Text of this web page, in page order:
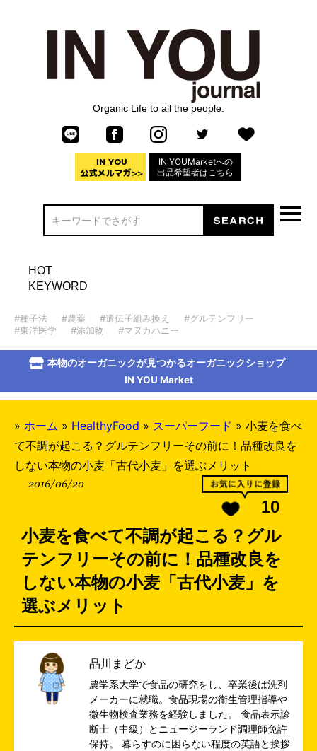
Organic Life to all the people.
IN YOUMarketへの
出品希望者はこちら
HOT
KEYWORD
#種子法 #農薬 #遺伝子組み換え
#グルテンフリー
#東洋医学
#添加物 #マヌカハニー
本物のオーガニックが見つかるオーガニックショップ
IN YOU Market
» ホーム » HealthyFood » スーパーフード » 小麦を食べ
て不調が起こる？グルテンフリーその前に！品種改良を
しない本物の小麦「古代小麦」を選ぶメリット
2016/06/20
10
小麦を食べて不調が起こる？グル
テンフリーその前に！品種改良を
しない本物の小麦「古代小麦」を
選ぶメリット
品川まどか
農学系大学で食品の研究をし、卒業後は洗剤
メーカーに就職。食品現場の衛生管理指導や
微生物検査業務を経験しました。 食品表示診
断士（中級）とニュージーランド調理師免許
保持。 暮らすのに困らない程度の英語と挨拶